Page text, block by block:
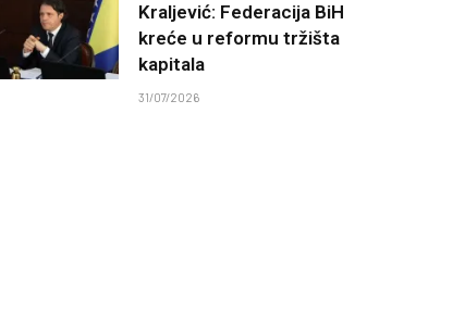
Kraljević: Federacija BiH
kreće u reformu tržišta
kapitala
31/07/2026